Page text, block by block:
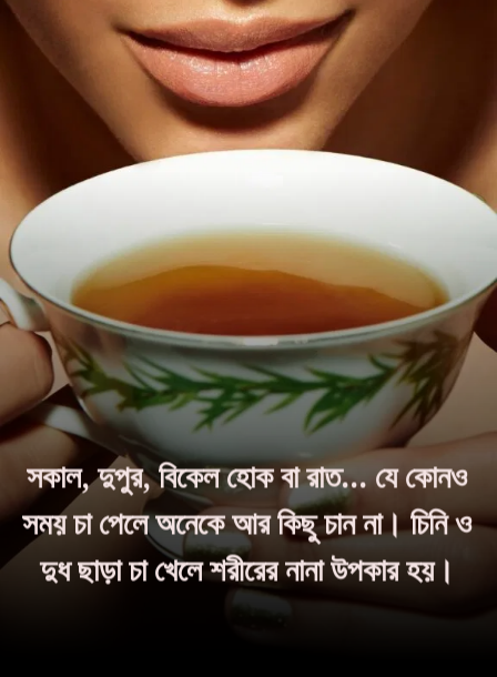
সকাল, দুপুর, বিকেল হোক বা রাত... যে কোনও
সময় চা পেলে অনেকে আর কিছু চান না। চিনি ও
দুধ ছাড়া চা খেলে শরীরের নানা উপকার হয়।